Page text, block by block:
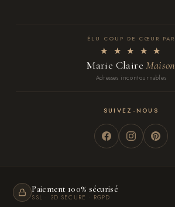
ÉLU COUP DE CŒUR PAR
★ ★ ★ ★ ★
Marie ClaireMaison
Adresses incontournables
SUIVEZ-NOUS
Paiement 100% sécurisé
SSL · 3D SECURE · RGPD